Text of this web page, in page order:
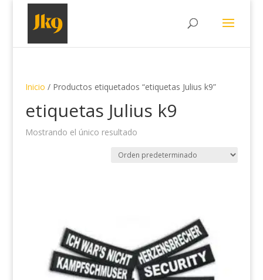
Inicio / Productos etiquetados “etiquetas Julius k9”
etiquetas Julius k9
Mostrando el único resultado